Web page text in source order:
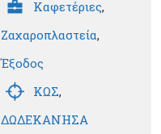
Καφετέριες,
Ζαχαροπλαστεία,
Έξοδος
ΚΩΣ,
ΔΩΔΕΚΑΝΗΣΑ